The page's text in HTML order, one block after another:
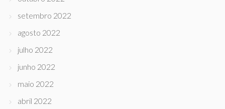
setembro 2022
agosto 2022
julho 2022
junho 2022
maio 2022
abril 2022